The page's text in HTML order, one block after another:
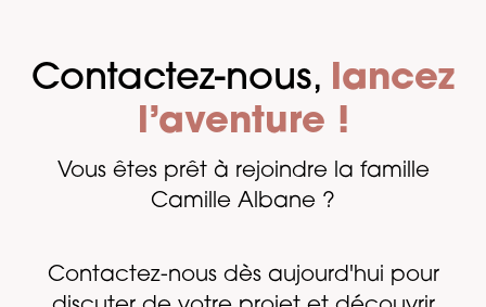
Contactez-nous, lancez
l’aventure !
Vous êtes prêt à rejoindre la famille
Camille Albane ?
Contactez-nous dès aujourd'hui pour